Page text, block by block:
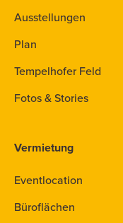
Ausstellungen
Plan
Tempelhofer Feld
Fotos & Stories
Vermietung
Eventlocation
Büroflächen